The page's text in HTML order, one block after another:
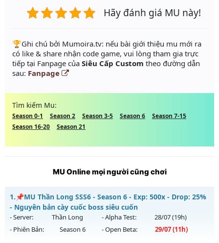
Hãy đánh giá MU này!
️🏆Ghi chú bởi Mumoira.tv: nếu bài giới thiệu mu mới ra
có like & share nhận code game, vui lòng tham gia trực
tiếp tại Fanpage của Siêu Cấp Custom theo đường dẫn
sau: Fanpage
Tìm kiếm Mu:
Season 0-1 Season 2 Season 3-5 Season 6
Season 7-15
Season 16-20
Season 21
MU Online mọi người cũng chơi
1. 📌MU Thần Long SSS6 - Season 6 - Exp: 500x - Drop: 25%
- Nguyên bản cày cuốc boss siêu cuốn
- Server: Thần Long - Alpha Test: 28/07(19h)
- Phiên Bản:
Season 6 - Open Beta: 29/07(11h)